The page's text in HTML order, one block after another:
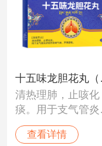
十五味龙胆花丸（
珠）
清热理肺，止咳化
痰。用于支气管炎
致的咳嗽气喘，声
音哑。
查看详情